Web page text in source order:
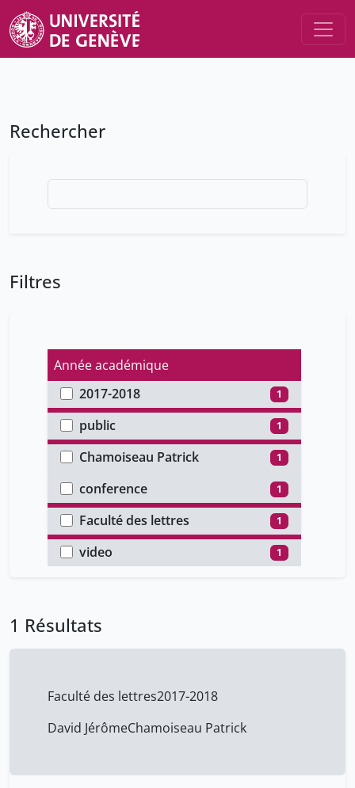
Rechercher
Filtres
Année académique
2017-2018
1
Type d'accès
public
1
Auteur
Chamoiseau Patrick
1
David Jérôme 1
Type de document
conference
1
Faculté
Faculté des lettres
1
Type de média
video
1
1 Résultats
Faculté des lettres2017-2018
David JérômeChamoiseau Patrick